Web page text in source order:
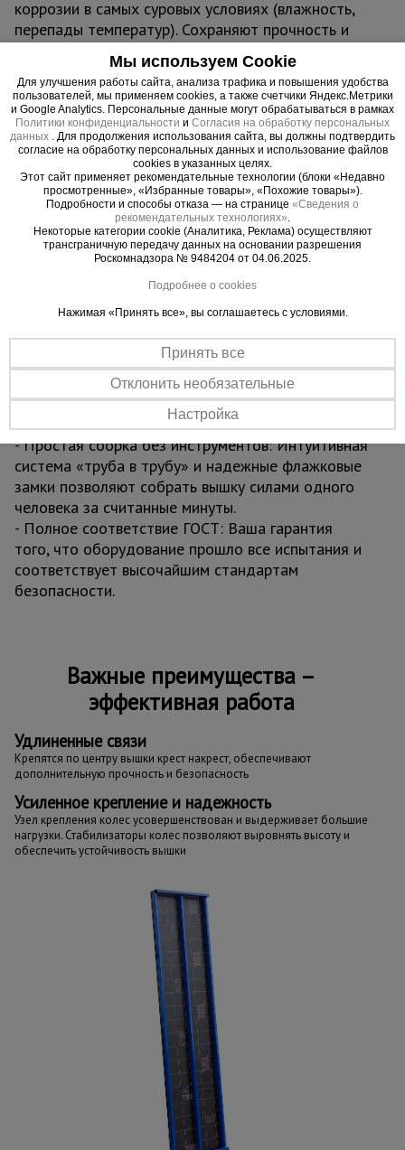
коррозии в самых суровых условиях (влажность,
перепады температур). Сохраняют прочность и
внешний вид на протяжении всего срока службы.
3. Безопасная и комфортная рабочая площадка
- Прочный настил из березовой фанеры (12 мм):
Влагостойкая ламинированная поверхность
выдерживает высокие нагрузки и воздействие
влаги, не скользит и не прогибается. Это ваша
уверенность под ногами.
- Увеличенная грузоподъемность 250 кг:
Позволяет безопасно работать с инструментом,
материалами и вдвоем на секции без малейшего
4. Долговечность, которая бросает вызов
- Турецкое порошковое покрытие Picante Boya:
Эстетичный и исключительно стойкий барьер
против царапин, УФ-излучения и агрессивных
сред. Конструкция сохраняет профессиональный
вид после многих лет интенсивной эксплуатации.
5. Эффективность, экономящая ваше время
- Простая сборка без инструментов: Интуитивная
система «труба в трубу» и надежные флажковые
замки позволяют собрать вышку силами одного
человека за считанные минуты.
- Полное соответствие ГОСТ: Ваша гарантия
того, что оборудование прошло все испытания и
соответствует высочайшим стандартам
безопасности.
Важные преимущества –
эффективная работа
Удлиненные связи
Крепятся по центру вышки крест накрест, обеспечивают
дополнительную прочность и безопасность
Усиленное крепление и надежность
Узел крепления колес усовершенствован и выдерживает большие
нагрузки. Стабилизаторы колес позволяют выровнять высоту и
обеспечить устойчивость вышки
Мы используем Cookie
Для улучшения работы сайта, анализа трафика и повышения удобства
пользователей, мы применяем cookies, а также счетчики Яндекс.Метрики
и Google Analytics. Персональные данные могут обрабатываться в рамках
Политики конфиденциальности и Согласия на обработку персональных
данных . Для продолжения использования сайта, вы должны подтвердить
согласие на обработку персональных данных и использование файлов
cookies в указанных целях.
Этот сайт применяет рекомендательные технологии (блоки «Недавно
просмотренные», «Избранные товары», «Похожие товары»).
Подробности и способы отказа — на странице «Сведения о
рекомендательных технологиях».
Некоторые категории cookie (Аналитика, Реклама) осуществляют
трансграничную передачу данных на основании разрешения
Роскомнадзора № 9484204 от 04.06.2025.
Подробнее о cookies
Нажимая «Принять все», вы соглашаетесь с условиями.
Принять все
Отклонить необязательные
Настройка